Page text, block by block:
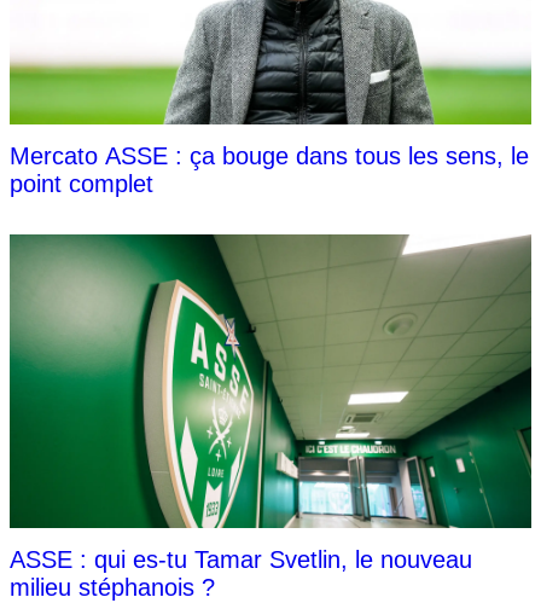
Mercato ASSE : ça bouge dans tous les sens, le
point complet
ASSE : qui es-tu Tamar Svetlin, le nouveau
milieu stéphanois ?